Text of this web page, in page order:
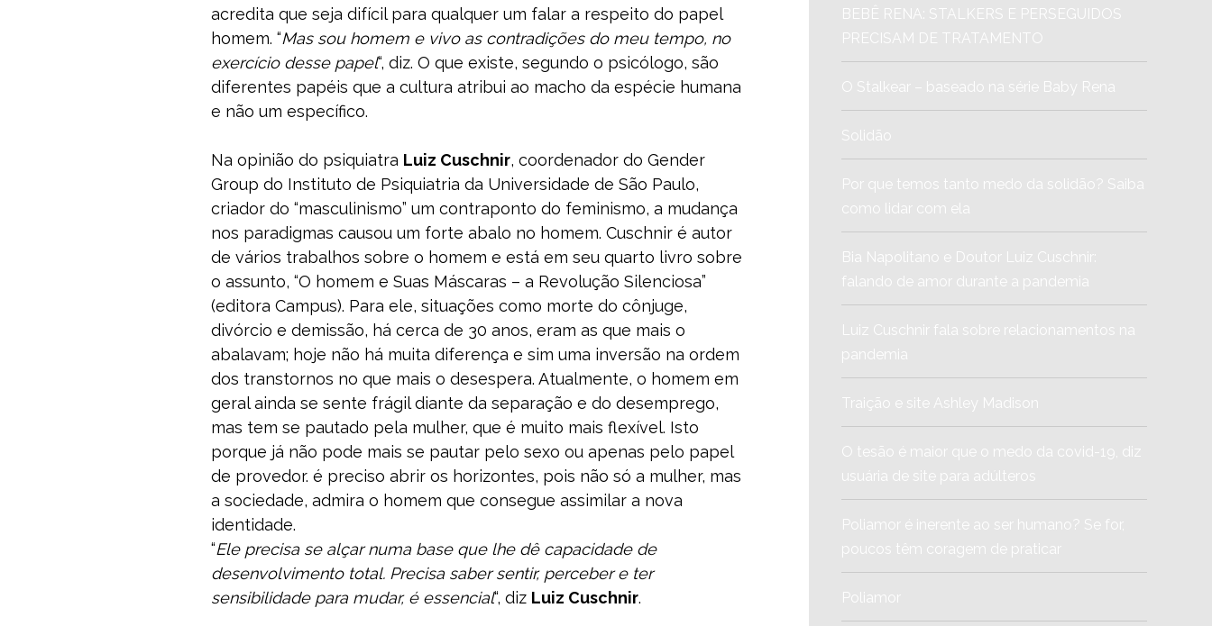
acredita que seja difícil para qualquer um falar a respeito do papel
homem. “Mas sou homem e vivo as contradições do meu tempo, no
exercício desse papel“, diz. O que existe, segundo o psicólogo, são
diferentes papéis que a cultura atribui ao macho da espécie humana
e não um específico.
Na opinião do psiquiatra Luiz Cuschnir, coordenador do Gender
Group do Instituto de Psiquiatria da Universidade de São Paulo,
criador do “masculinismo” um contraponto do feminismo, a mudança
nos paradigmas causou um forte abalo no homem. Cuschnir é autor
de vários trabalhos sobre o homem e está em seu quarto livro sobre
o assunto, “O homem e Suas Máscaras – a Revolução Silenciosa”
(editora Campus). Para ele, situações como morte do cônjuge,
divórcio e demissão, há cerca de 30 anos, eram as que mais o
abalavam; hoje não há muita diferença e sim uma inversão na ordem
dos transtornos no que mais o desespera. Atualmente, o homem em
geral ainda se sente frágil diante da separação e do desemprego,
mas tem se pautado pela mulher, que é muito mais flexível. Isto
porque já não pode mais se pautar pelo sexo ou apenas pelo papel
de provedor. é preciso abrir os horizontes, pois não só a mulher, mas
a sociedade, admira o homem que consegue assimilar a nova
identidade.
“Ele precisa se alçar numa base que lhe dê capacidade de
desenvolvimento total. Precisa saber sentir, perceber e ter
sensibilidade para mudar, é essencial“, diz Luiz Cuschnir.
BEBÊ RENA: STALKERS E PERSEGUIDOS
PRECISAM DE TRATAMENTO
O Stalkear – baseado na série Baby Rena
Solidão
Por que temos tanto medo da solidão? Saiba
como lidar com ela
Bia Napolitano e Doutor Luiz Cuschnir:
falando de amor durante a pandemia
Luiz Cuschnir fala sobre relacionamentos na
pandemia
Traição e site Ashley Madison
O tesão é maior que o medo da covid-19, diz
usuária de site para adúlteros
Poliamor é inerente ao ser humano? Se for,
poucos têm coragem de praticar
Poliamor